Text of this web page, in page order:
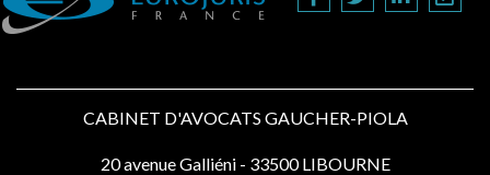
CABINET D'AVOCATS GAUCHER-PIOLA
20 avenue Galliéni - 33500 LIBOURNE